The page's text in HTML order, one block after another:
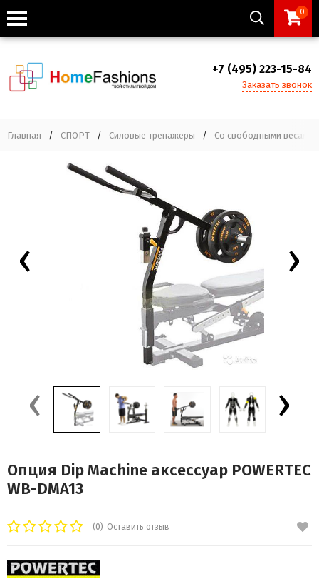
0
+7 (495) 223-15-84
Заказать звонок
Главная / СПОРТ / Силовые тренажеры / Со свободными весами
‹ ›
‹ ›
Опция Dip Machine аксессуар POWERTEC
WB-DMA13
(0) Оставить отзыв